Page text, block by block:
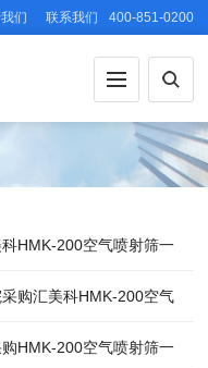
们 联系我们 400-851-0200
HMK-200空气喷射筛一
购汇美科HMK-200空气
HMK-200空气喷射筛一